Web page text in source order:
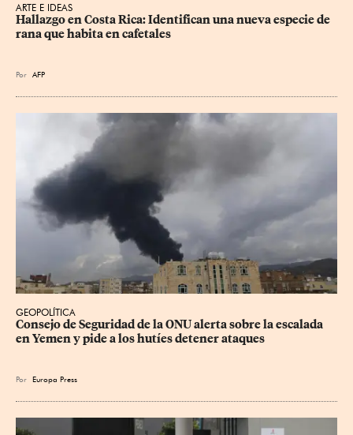
ARTE E IDEAS
Hallazgo en Costa Rica: Identifican una nueva especie de
rana que habita en cafetales
Por AFP
GEOPOLÍTICA
Consejo de Seguridad de la ONU alerta sobre la escalada
en Yemen y pide a los hutíes detener ataques
Por Europa Press